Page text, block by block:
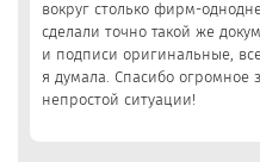
вокруг столько фирм-
сделали точно такой же
и подписи оригинальные,
я думала. Спасибо огромное
непростой ситуации!